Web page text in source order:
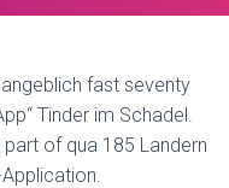
E
G
A
fast seventy
Tinder im Schadel.
of qua 185 Landern